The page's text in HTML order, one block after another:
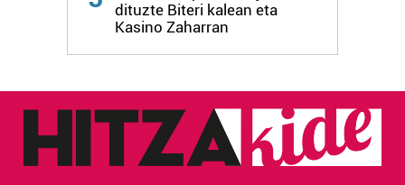
dituzte Biteri kalean eta
Kasino Zaharran